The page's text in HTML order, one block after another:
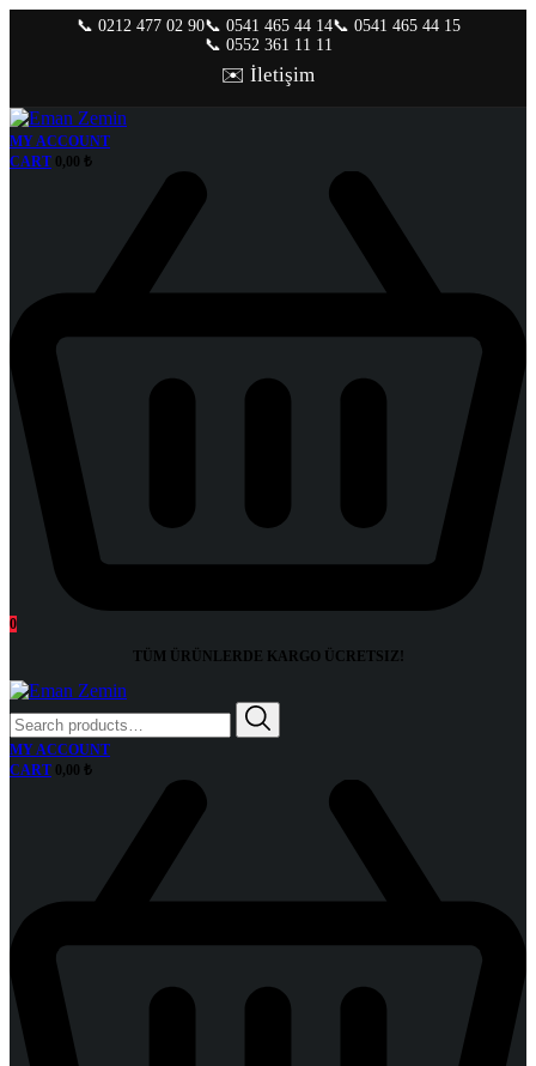
📞 0212 477 02 90📞 0541 465 44 14📞 0541 465 44 15
📞 0552 361 11 11
✉️ İletişim
MY ACCOUNT
CART
0,00 ₺
0
TÜM ÜRÜNLERDE KARGO ÜCRETSIZ!
Search
for:
MY ACCOUNT
CART
0,00 ₺